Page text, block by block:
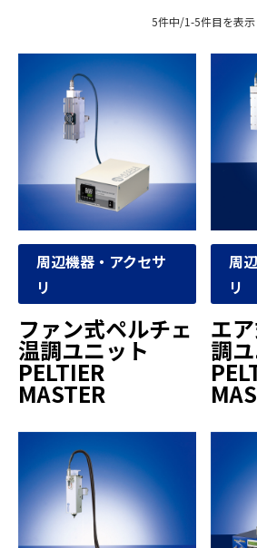
5件中/1-5件目を表示
周辺機器・アクセサ
リ
ファン式ペルチェ
温調ユニット
PELTIER
MASTER
周
リ
エ
調